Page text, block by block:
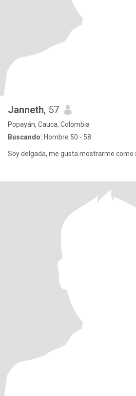
Janneth, 57
Popayán, Cauca, Colombia
Buscando: Hombre 50 - 58
Soy delgada, me gusta mostrarme como